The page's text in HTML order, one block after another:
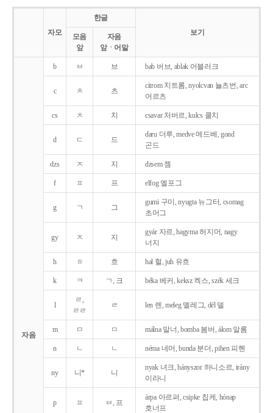
자모
한글
보기
모음
앞
자음
앞ㆍ어말
자음
b ㅂ 브 bab 버브, ablak 어블러크
c ㅊ 츠
citrom 치트롬, nyolcvan 뇰츠번, arc
어르츠
cs ㅊ 치 csavar 처버르, kulcs 쿨치
d ㄷ 드
daru 더루, medve 메드베, gond
곤드
dzs ㅈ 지 dzsem 젬
f ㅍ 프 elfog 엘포그
g ㄱ 그
gumi 구미, nyugta 뉴그터, csomag
초머그
gy ㅈ 지
gyár 자르, hagyma 허지머, nagy
너지
h ㅎ 흐 hal 헐, juh 유흐
k ㅋ ㄱ, 크 béka 베커, keksz 켁스, szék 세크
l
ㄹ,
ㄹㄹ
ㄹ len 렌, meleg 멜레그, dél 델
m ㅁ ㅁ málna 말너, bomba 봄버, álom 알롬
n ㄴ ㄴ néma 네머, bunda 분더, pihen 피헨
ny 니* 니
nyak 녀크, hányszor 하니소르, irány
이라니
p ㅍ ㅂ, 프
árpa 아르퍼, csipke 칩케, hónap
호너프